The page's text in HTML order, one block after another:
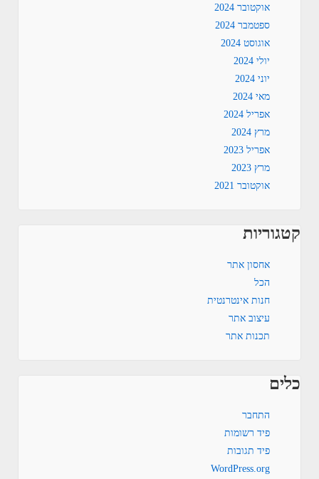
אוקטובר 2024
ספטמבר 2024
אוגוסט 2024
יולי 2024
יוני 2024
מאי 2024
אפריל 2024
מרץ 2024
אפריל 2023
מרץ 2023
אוקטובר 2021
קטגוריות
אחסון אתר
הכל
חנות אינטרנטית
עיצוב אתר
תכנות אתר
כלים
התחבר
פיד רשומות
פיד תגובות
WordPress.org